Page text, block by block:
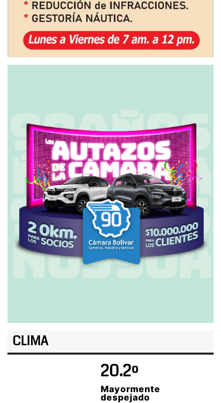
CLIMA
20.2º
Mayormente
despejado